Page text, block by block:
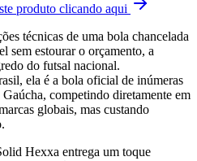
produto clicando aqui
técnicas de uma bola chancelada
sem estourar o orçamento, a
do futsal nacional.
ela é a bola oficial de inúmeras
competindo diretamente em
globais, mas custando
Hexxa entrega um toque